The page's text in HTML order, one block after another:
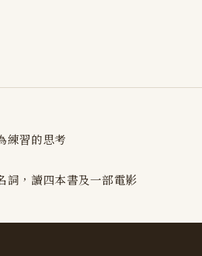
練習的思考
詞，讀四本書及一部電影